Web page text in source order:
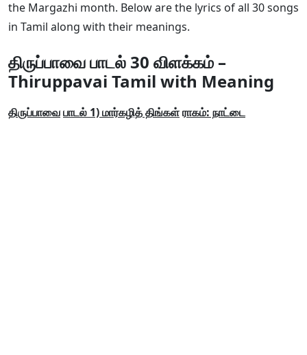
the Margazhi month. Below are the lyrics of all 30 songs
in Tamil along with their meanings.
திருப்பாவை பாடல் 30 விளக்கம் –
Thiruppavai Tamil with Meaning
திருப்பாவைபாடல் 1) மார்கழித் திங்கள்ராகம்: நாட்டை